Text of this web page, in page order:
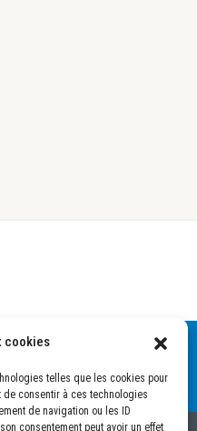
cookies
telles que les cookies pour
consentir à ces technologies
de navigation ou les ID
consentement peut avoir un effet